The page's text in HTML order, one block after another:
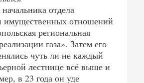
отдела
имущественных отношений
региональная
газа». Затем его
чуть ли не каждый
лестнице всё выше и
в 23 года он уде